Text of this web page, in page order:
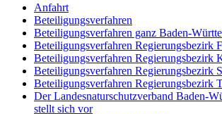
Anfahrt
Beteiligungsverfahren
Beteiligungsverfahren ganz Baden-
Beteiligungsverfahren Regierungsbezirk
Beteiligungsverfahren Regierungsbezirk
Beteiligungsverfahren Regierungsbezirk
Beteiligungsverfahren Regierungsbezirk
Der Landesnaturschutzverband Baden-
stellt sich vor